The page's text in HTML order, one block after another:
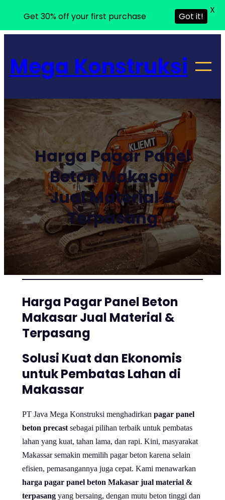
konten
Mega Konstruksi
Harga Pagar Panel
Beton Makasar
Jual Material &
Terpasang
Harga Pagar Panel Beton
Makasar Jual Material &
Terpasang
Solusi Kuat dan Ekonomis
untuk Pembatas Lahan di
Makassar
PT Java Mega Konstruksi menghadirkan pagar panel
beton precast sebagai pilihan terbaik untuk pembatas
lahan yang kuat, tahan lama, dan rapi. Kini, masyarakat
Makassar semakin memilih pagar beton karena selain
efisien, pemasangannya juga cepat. Kami menawarkan
harga pagar panel beton Makasar jual material &
terpasang yang bersaing, dengan mutu beton tinggi dan
Get 30% off your first purchase Got it!
X